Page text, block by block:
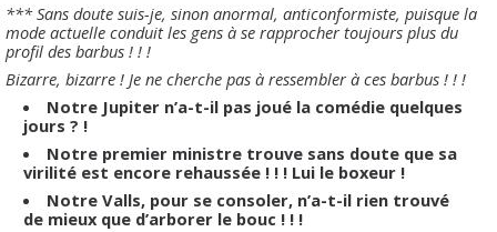
*** Sans doute suis-je, sinon anormal, anticonformiste, puisque la
mode actuelle conduit les gens à se rapprocher toujours plus du
profil des barbus ! ! !
Bizarre, bizarre ! Je ne cherche pas à ressembler à ces barbus ! ! !
Notre Jupiter n’a-t-il pas joué la comédie quelques
jours ? !
Notre premier ministre trouve sans doute que sa
virilité est encore rehaussée ! ! ! Lui le boxeur !
Notre Valls, pour se consoler, n’a-t-il rien trouvé
de mieux que d’arborer le bouc ! ! !